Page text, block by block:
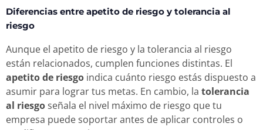
Diferencias entre apetito de riesgo y tolerancia al
riesgo
Aunque el apetito de riesgo y la tolerancia al riesgo
están relacionados, cumplen funciones distintas. El
apetito de riesgo indica cuánto riesgo estás dispuesto a
asumir para lograr tus metas. En cambio, la tolerancia
al riesgoseñala el nivel máximo de riesgo que tu
empresa puede soportar antes de aplicar controles o